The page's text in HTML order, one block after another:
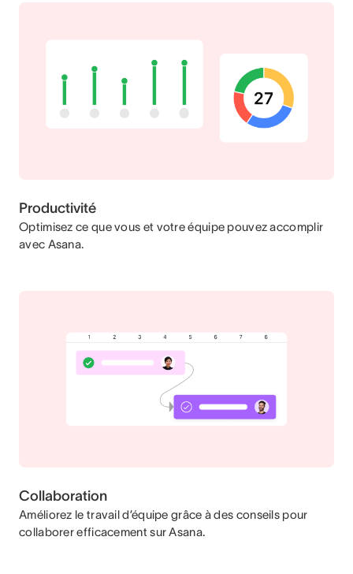
Productivité
Optimisez ce que vous et votre équipe pouvez accomplir
avec Asana.
Collaboration
Améliorez le travail d’équipe grâce à des conseils pour
collaborer efficacement sur Asana.